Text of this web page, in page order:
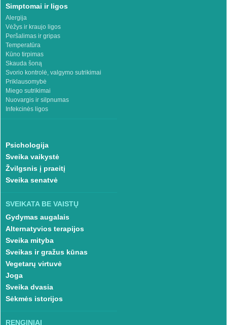
Simptomai ir ligos
Alergija
Vėžys ir kraujo ligos
Peršalimas ir gripas
Temperatūra
Kūno tirpimas
Skauda šoną
Svorio kontrolė, valgymo sutrikimai
Priklausomybė
Miego sutrikimai
Nuovargis ir silpnumas
Infekcinės ligos
Psichologija
Sveika vaikystė
Žvilgsnis į praeitį
Sveika senatvė
SVEIKATA BE VAISTŲ
Gydymas augalais
Alternatyvios terapijos
Sveika mityba
Sveikas ir gražus kūnas
Vegetarų virtuvė
Joga
Sveika dvasia
Sėkmės istorijos
RENGINIAI